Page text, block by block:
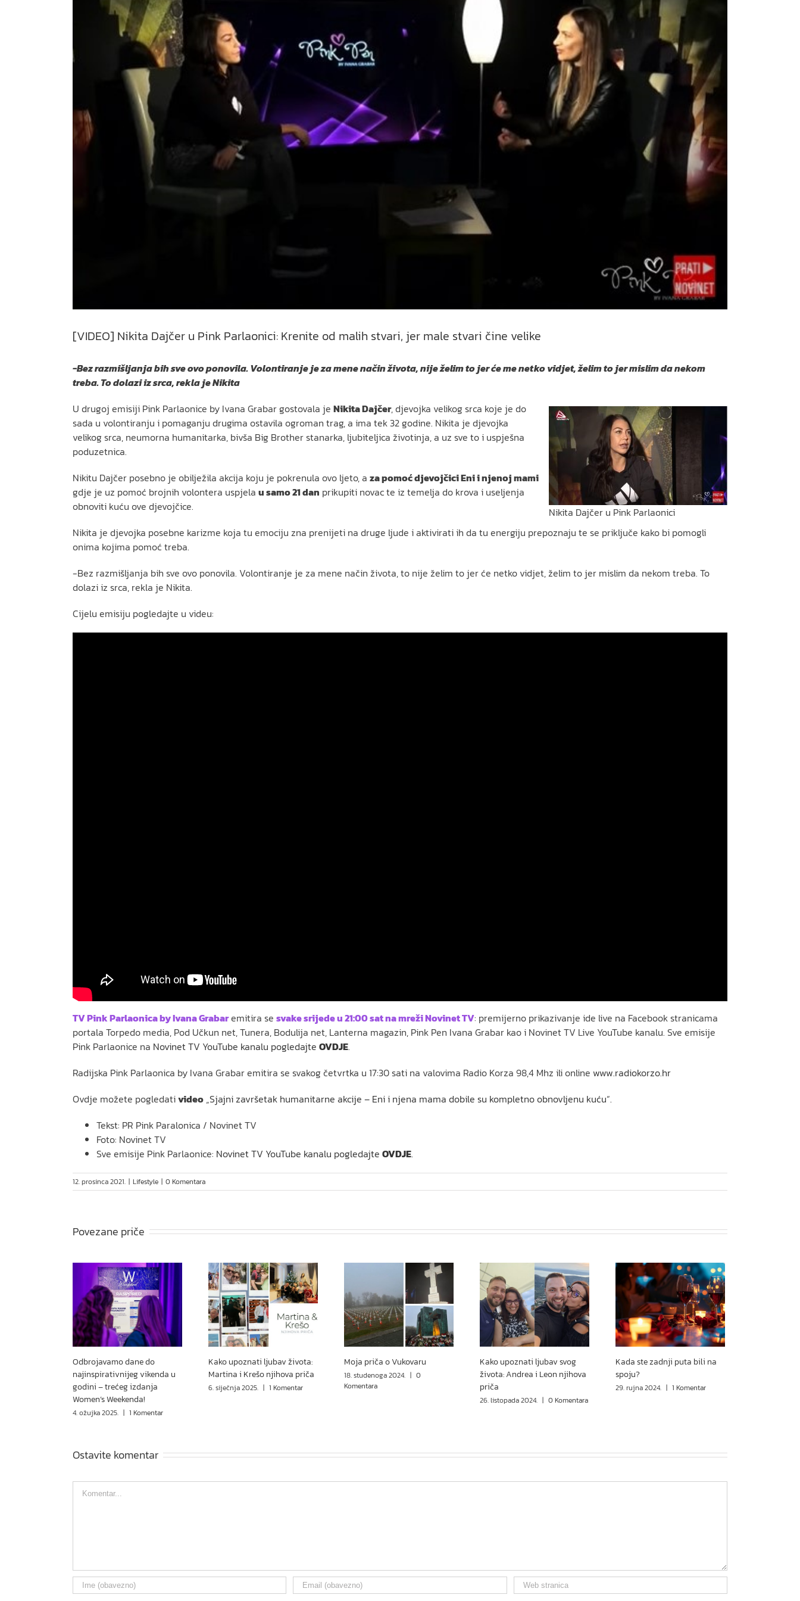
[VIDEO] Nikita Dajčer u Pink Parlaonici: Krenite od malih stvari, jer male stvari čine velike
-Bez razmišljanja bih sve ovo ponovila. Volontiranje je za mene način života, nije želim to jer će me netko vidjet, želim to jer mislim da nekom
treba. To dolazi iz srca, rekla je Nikita
Nikita Dajčer u Pink Parlaonici
U drugoj emisiji Pink Parlaonice by Ivana Grabar gostovala je Nikita Dajčer, djevojka velikog srca koje je do
sada u volontiranju i pomaganju drugima ostavila ogroman trag, a ima tek 32 godine. Nikita je djevojka
velikog srca, neumorna humanitarka, bivša Big Brother stanarka, ljubiteljica životinja, a uz sve to i uspješna
poduzetnica.
Nikitu Dajčer posebno je obilježila akcija koju je pokrenula ovo ljeto, a za pomoć djevojčici Eni i njenoj mami
gdje je uz pomoć brojnih volontera uspjela u samo 21 dan prikupiti novac te iz temelja do krova i useljenja
obnoviti kuću ove djevojčice.
Nikita je djevojka posebne karizme koja tu emociju zna prenijeti na druge ljude i aktivirati ih da tu energiju prepoznaju te se priključe kako bi pomogli
onima kojima pomoć treba.
-Bez razmišljanja bih sve ovo ponovila. Volontiranje je za mene način života, to nije želim to jer će netko vidjet, želim to jer mislim da nekom treba. To
dolazi iz srca, rekla je Nikita.
Cijelu emisiju pogledajte u videu:
TV Pink Parlaonica by Ivana Grabaremitira se svake srijede u 21:00 sat na mreži Novinet TV: premijerno prikazivanje ide live na Facebook stranicama
portala Torpedo media, Pod Učkun net, Tunera, Bodulija net, Lanterna magazin, Pink Pen Ivana Grabar kao i Novinet TV Live YouTube kanalu. Sve emisije
Pink Parlaonice na Novinet TV YouTube kanalu pogledajte OVDJE.
Radijska Pink Parlaonica by Ivana Grabar emitira se svakog četvrtka u 17:30 sati na valovima Radio Korza 98,4 Mhz ili online www.radiokorzo.hr
Ovdje možete pogledativideo „Sjajni završetak humanitarne akcije – Eni i njena mama dobile su kompletno obnovljenu kuću“.
Tekst: PR Pink Paralonica / Novinet TV
Foto: Novinet TV
Sve emisije Pink Parlaonice: Novinet TV YouTube kanalu pogledajte OVDJE.
12. prosinca 2021. | Lifestyle | 0 Komentara
Povezane priče
Odbrojavamo dane do
najinspirativnijeg vikenda u
godini – trećeg izdanja
Women’s Weekenda!
4. ožujka 2025. | 1 Komentar
Kako upoznati ljubav života:
Martina i Krešo njihova priča
6. siječnja 2025. | 1 Komentar
Moja priča o Vukovaru
18. studenoga 2024. | 0
Komentara
Kako upoznati ljubav svog
života: Andrea i Leon njihova
priča
26. listopada 2024. | 0 Komentara
Kada ste zadnji puta bili na
spoju?
29. rujna 2024. | 1 Komentar
Ostavite komentar
Comment